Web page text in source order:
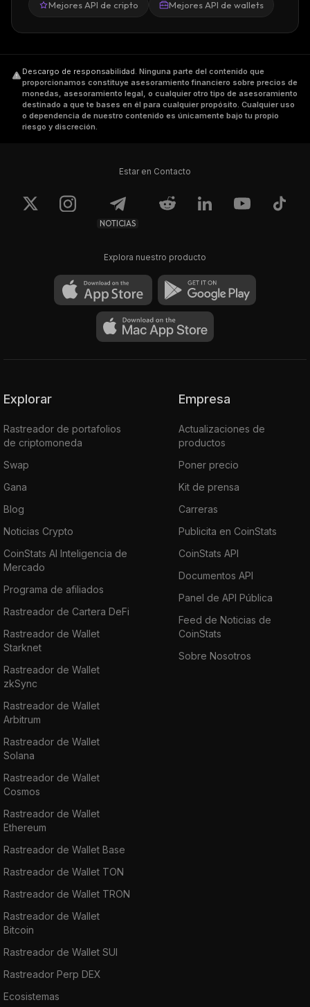
Mejores API de cripto Mejores API de wallets
Descargo de responsabilidad. Ninguna parte del contenido que
proporcionamos constituye asesoramiento financiero sobre precios de
monedas, asesoramiento legal, o cualquier otro tipo de asesoramiento
destinado a que te bases en él para cualquier propósito. Cualquier uso
o dependencia de nuestro contenido es únicamente bajo tu propio
riesgo y discreción.
Estar en Contacto
NOTICIAS
Explora nuestro producto
Explorar
Rastreador de portafolios
de criptomoneda
Swap
Gana
Blog
Noticias Crypto
CoinStats AI Inteligencia de
Mercado
Programa de afiliados
Rastreador de Cartera DeFi
Rastreador de Wallet
Starknet
Rastreador de Wallet
zkSync
Rastreador de Wallet
Arbitrum
Rastreador de Wallet
Solana
Rastreador de Wallet
Cosmos
Rastreador de Wallet
Ethereum
Rastreador de Wallet Base
Rastreador de Wallet TON
Rastreador de Wallet TRON
Rastreador de Wallet
Bitcoin
Rastreador de Wallet SUI
Rastreador Perp DEX
Ecosistemas
Empresa
Actualizaciones de
productos
Poner precio
Kit de prensa
Carreras
Publicita en CoinStats
CoinStats API
Documentos API
Panel de API Pública
Feed de Noticias de
CoinStats
Sobre Nosotros